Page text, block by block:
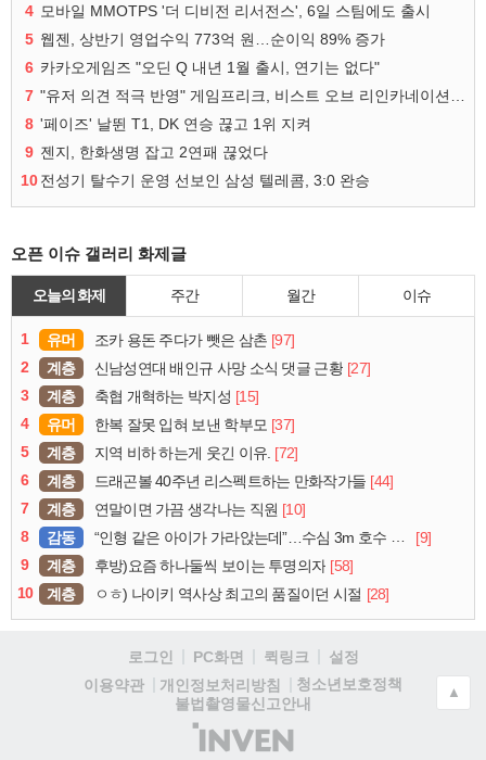
4 모바일 MMOTPS '더 디비전 리서전스', 6일 스팀에도 출시
5 웹젠, 상반기 영업수익 773억 원…순이익 89% 증가
6 카카오게임즈 "오딘 Q 내년 1월 출시, 연기는 없다"
7
8 '페이즈' 날뛴 T1, DK 연승 끊고 1위 지켜
9 젠지, 한화생명 잡고 2연패 끊었다
10전성기 탈수기 운영 선보인 삼성 텔레콤, 3:0 완승
오픈 이슈 갤러리 화제글
오늘의 화제 주간 월간 이슈
1 유머 조카 용돈 주다가 뺏은 삼촌 [97]
2
계층 신남성연대 배인규 사망 소식 댓글 근황 [27]
3
계층 축협 개혁하는 박지성 [15]
4
유머 한복 잘못 입혀 보낸 학부모 [37]
5
계층 지역 비하 하는게 웃긴 이유. [72]
6
계층 드래곤볼 40주년 리스펙트하는 만화작가들 [44]
7
계층 연말이면 가끔 생각나는 직원 [10]
8
감동 “인형 같은 아이가 가라앉는데”…수심 3m 호수 뛰어든 60대 의인
[9]
9
계층 후방)요즘 하나둘씩 보이는 투명의자 [58]
10
계층 ㅇㅎ) 나이키 역사상 최고의 품질이던 시절 [28]
로그인 PC화면 퀵링크
설정
이용약관
개인정보처리방침
청소년보호정책
불법촬영물신고안내
(주)
인
▲